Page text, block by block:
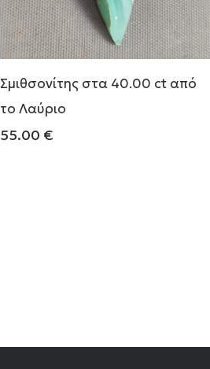
Σμιθσονίτης στα 40.00 ct από
το Λαύριο
55.00 €